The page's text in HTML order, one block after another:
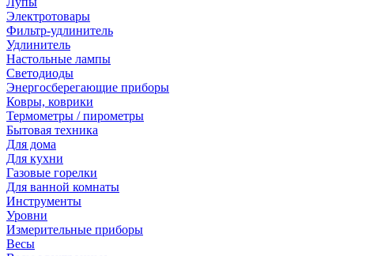
Электротовары
Фильтр-удлинитель
Удлинитель
Настольные лампы
Светодиоды
Энергосберегающие приборы
Ковры, коврики
Термометры / пирометры
Бытовая техника
Для дома
Для кухни
Газовые горелки
Для ванной комнаты
Инструменты
Уровни
Измерительные приборы
Весы